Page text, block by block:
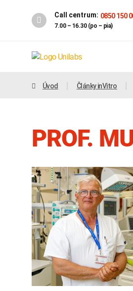
Call centrum: 0850 150
7.00 – 16.30 (po – pia)
Úvod Články inVitro
PROF.